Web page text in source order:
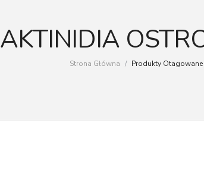
AKTINIDIA
Strona Główna / Produkty Otagowane